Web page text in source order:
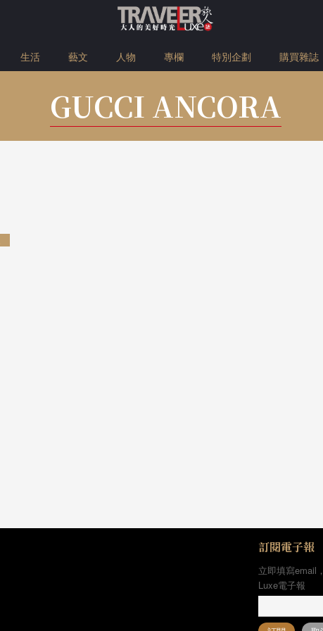
生活 藝文 人物 專欄 特別企劃 購買雜誌
GUCCI ANCORA
訂閱電子報
立即填寫email
Luxe電子報